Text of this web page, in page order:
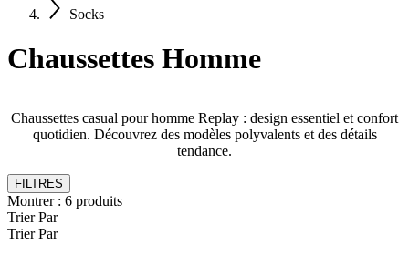
Socks
Chaussettes Homme
Chaussettes casual pour homme Replay : design essentiel et confort
quotidien. Découvrez des modèles polyvalents et des détails
tendance.
FILTRES
Montrer : 6 produits
Trier Par
Trier Par